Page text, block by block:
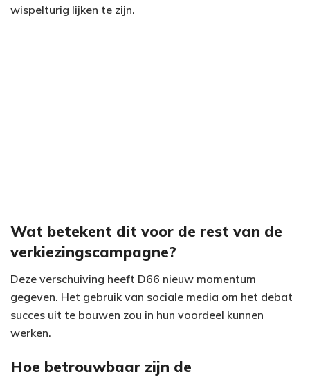
wispelturig lijken te zijn.
Wat betekent dit voor de rest van de
verkiezingscampagne?
Deze verschuiving heeft D66 nieuw momentum
gegeven. Het gebruik van sociale media om het debat
succes uit te bouwen zou in hun voordeel kunnen
werken.
Hoe betrouwbaar zijn de